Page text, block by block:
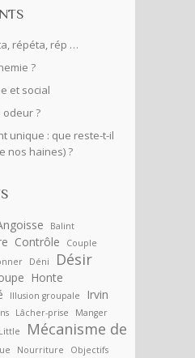
répéta, rép …
?
et social
odeur ?
unique : que reste-t-il
nos haines) ?
Balint
Contrôle Couple
Déni Désir
Honte
Illusion groupale
Irvin
Lâcher-prise Manger
Mécanisme de
Nourriture Objectifs